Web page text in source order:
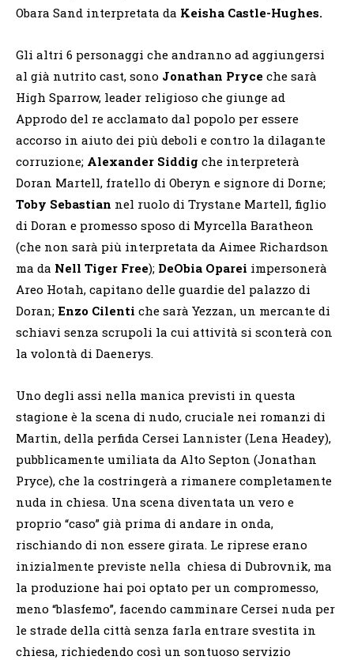
Obara Sand interpretata da Keisha Castle-Hughes.
Gli altri 6 personaggi che andranno ad aggiungersi
al già nutrito cast, sono Jonathan Pryce che sarà
High Sparrow, leader religioso che giunge ad
Approdo del re acclamato dal popolo per essere
accorso in aiuto dei più deboli e contro la dilagante
corruzione; Alexander Siddig che interpreterà
Doran Martell, fratello di Oberyn e signore di Dorne;
Toby Sebastian nel ruolo di Trystane Martell, figlio
di Doran e promesso sposo di Myrcella Baratheon
(che non sarà più interpretata da Aimee Richardson
ma da Nell Tiger Free); DeObia Oparei impersonerà
Areo Hotah, capitano delle guardie del palazzo di
Doran; Enzo Cilenti che sarà Yezzan, un mercante di
schiavi senza scrupoli la cui attività si sconterà con
la volontà di Daenerys.
Uno degli assi nella manica previsti in questa
stagione è la scena di nudo, cruciale nei romanzi di
Martin, della perfida Cersei Lannister (Lena Headey),
pubblicamente umiliata da Alto Septon (Jonathan
Pryce), che la costringerà a rimanere completamente
nuda in chiesa. Una scena diventata un vero e
proprio “caso” già prima di andare in onda,
rischiando di non essere girata. Le riprese erano
inizialmente previste nella chiesa di Dubrovnik, ma
la produzione hai poi optato per un compromesso,
meno “blasfemo”, facendo camminare Cersei nuda per
le strade della città senza farla entrare svestita in
chiesa, richiedendo così un sontuoso servizio